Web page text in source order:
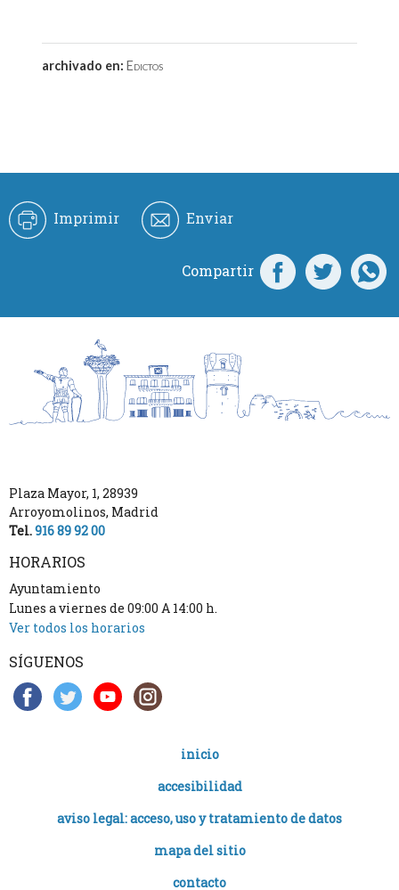
archivado en:Edictos
Imprimir Enviar
Compartir
Plaza Mayor, 1, 28939
Arroyomolinos, Madrid
Tel.916 89 92 00
HORARIOS
Ayuntamiento
Lunes a viernes de 09:00 A 14:00 h.
Ver todos los horarios
SÍGUENOS
inicio
accesibilidad
aviso legal: acceso, uso y tratamiento de datos
mapa del sitio
contacto